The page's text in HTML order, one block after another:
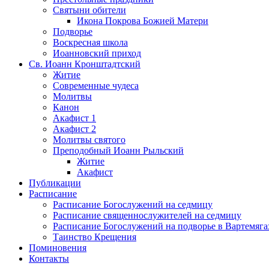
Святыни обители
Икона Покрова Божией Матери
Подворье
Воскресная школа
Иоанновский приход
Св. Иоанн Кронштадтский
Житие
Современные чудеса
Молитвы
Канон
Акафист 1
Акафист 2
Молитвы святого
Преподобный Иоанн Рыльский
Житие
Акафист
Публикации
Расписание
Расписание Богослужений на седмицу
Расписание священнослужителей на седмицу
Расписание Богослужений на подворье в
Таинство Крещения
Поминовения
Контакты